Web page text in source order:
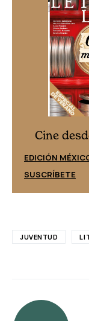
Cine
EDICIÓN
SUSCRÍBETE
JUVENTUD